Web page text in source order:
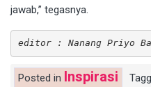
jawab,” tegasnya.
editor : Nanang Priyo
Posted in Inspirasi